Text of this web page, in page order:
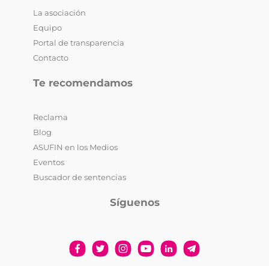
La asociación
Equipo
Portal de transparencia
Contacto
Te recomendamos
Reclama
Blog
ASUFIN en los Medios
Eventos
Buscador de sentencias
Síguenos